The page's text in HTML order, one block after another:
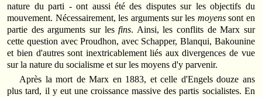
nature du parti - ont aussi été des disputes sur les objectifs du
mouvement. Nécessairement, les arguments sur les moyenssont en
partie des arguments sur lesfins. Ainsi, les conflits de Marx sur
cette question avec Proudhon, avec Schapper, Blanqui, Bakounine
et bien d'autres sont inextricablement liés aux divergences de vue
sur la nature du socialisme et sur les moyens d'y parvenir.
Après la mort de Marx en 1883, et celle d'Engels douze ans
plus tard, il y eut une croissance massive des partis socialistes. En